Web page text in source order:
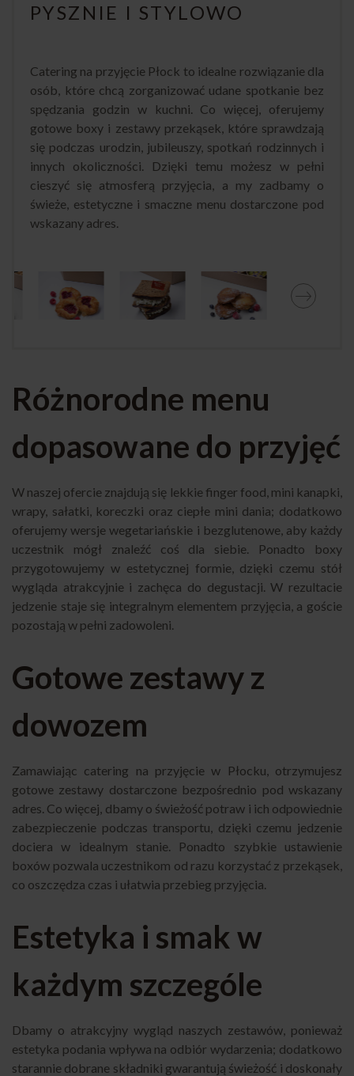
PYSZNIE I STYLOWO
Catering na przyjęcie Płock to idealne rozwiązanie dla
osób, które chcą zorganizować udane spotkanie bez
spędzania godzin w kuchni. Co więcej, oferujemy
gotowe boxy i zestawy przekąsek, które sprawdzają
się podczas urodzin, jubileuszy, spotkań rodzinnych i
innych okoliczności. Dzięki temu możesz w pełni
cieszyć się atmosferą przyjęcia, a my zadbamy o
świeże, estetyczne i smaczne menu dostarczone pod
wskazany adres.
Różnorodne menu
dopasowane do przyjęć
W naszej ofercie znajdują się lekkie finger food, mini kanapki,
wrapy, sałatki, koreczki oraz ciepłe mini dania; dodatkowo
oferujemy wersje wegetariańskie i bezglutenowe, aby każdy
uczestnik mógł znaleźć coś dla siebie. Ponadto boxy
przygotowujemy w estetycznej formie, dzięki czemu stół
wygląda atrakcyjnie i zachęca do degustacji. W rezultacie
jedzenie staje się integralnym elementem przyjęcia, a goście
pozostają w pełni zadowoleni.
Gotowe zestawy z
dowozem
Zamawiając catering na przyjęcie w Płocku, otrzymujesz
gotowe zestawy dostarczone bezpośrednio pod wskazany
adres. Co więcej, dbamy o świeżość potraw i ich odpowiednie
zabezpieczenie podczas transportu, dzięki czemu jedzenie
dociera w idealnym stanie. Ponadto szybkie ustawienie
boxów pozwala uczestnikom od razu korzystać z przekąsek,
co oszczędza czas i ułatwia przebieg przyjęcia.
Estetyka i smak w
każdym szczególe
Dbamy o atrakcyjny wygląd naszych zestawów, ponieważ
estetyka podania wpływa na odbiór wydarzenia; dodatkowo
starannie dobrane składniki gwarantują świeżość i doskonały